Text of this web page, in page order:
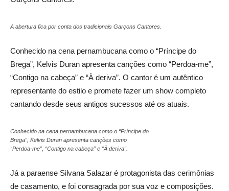
A abertura fica por conta dos tradicionais Garçons Cantores.
Conhecido na cena pernambucana como o “Príncipe do
Brega”, Kelvis Duran apresenta canções como “Perdoa-me”,
“Contigo na cabeça” e “À deriva”. O cantor é um autêntico
representante do estilo e promete fazer um show completo
cantando desde seus antigos sucessos até os atuais.
Conhecido na cena pernambucana como o “Príncipe do
Brega”, Kelvis Duran apresenta canções como
“Perdoa-me”, “Contigo na cabeça” e “À deriva”.
Já a paraense Silvana Salazar é protagonista das cerimônias
de casamento, e foi consagrada por sua voz e composições.